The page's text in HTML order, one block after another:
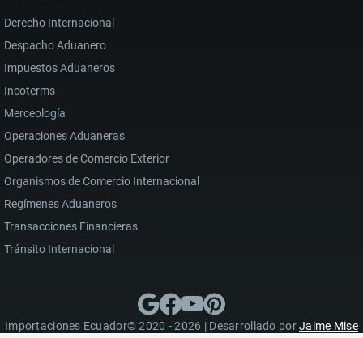
Derecho Internacional
Despacho Aduanero
Impuestos Aduaneros
Incoterms
Merceología
Operaciones Aduaneras
Operadores de Comercio Exterior
Organismos de Comercio Internacional
Regímenes Aduaneros
Transacciones Financieras
Tránsito Internacional
Importaciones Ecuador© 2020 - 2026 | Desarrollado porJaime Mise